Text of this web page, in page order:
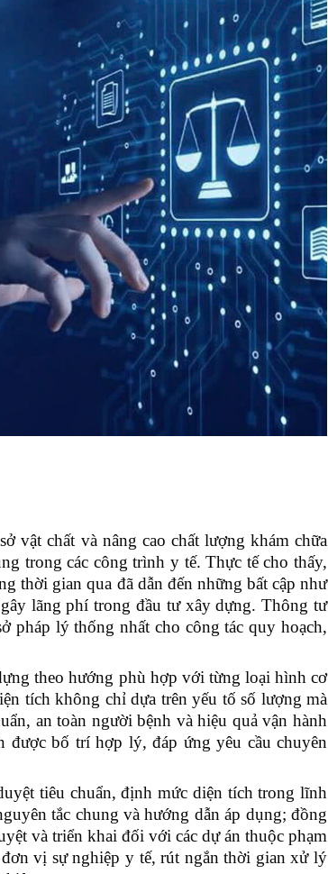
vật chất và nâng cao chất lượng khám chữa
trong các công trình y tế. Thực tế cho thấy,
thời gian qua đã dẫn đến những bất cập như
lãng phí trong đầu tư xây dựng. Thông tư
pháp lý thống nhất cho công tác quy hoạch,
theo hướng phù hợp với từng loại hình cơ
tích không chỉ dựa trên yếu tố số lượng mà
an toàn người bệnh và hiệu quả vận hành
được bố trí hợp lý, đáp ứng yêu cầu chuyên
tiêu chuẩn, định mức diện tích trong lĩnh
tắc chung và hướng dẫn áp dụng; đồng
và triển khai đối với các dự án thuộc phạm
vị sự nghiệp y tế, rút ngắn thời gian xử lý